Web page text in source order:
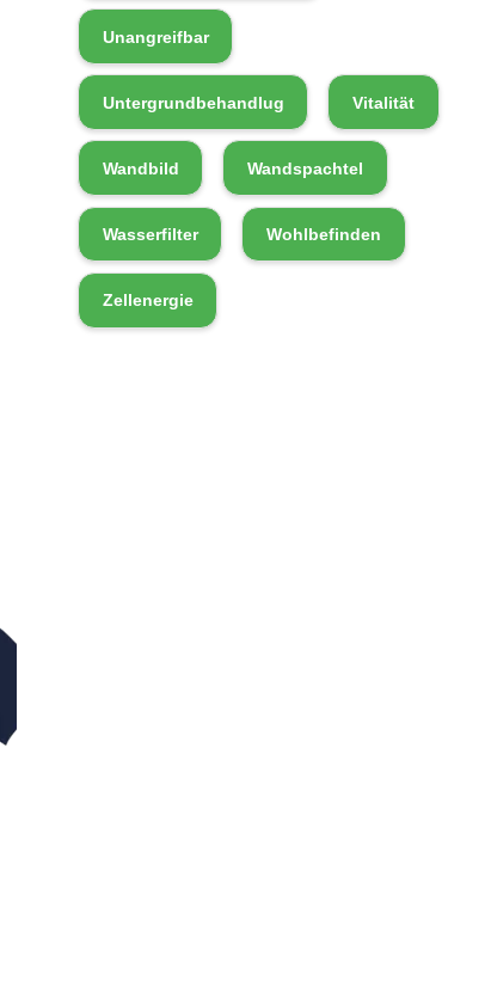
Unangreifbar
Untergrundbehandlug Vitalität
Wandbild Wandspachtel
Wasserfilter Wohlbefinden
Zellenergie